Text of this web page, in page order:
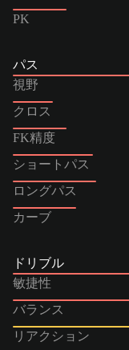
PK
パス
視野
クロス
FK精度
ショートパス
ロングパス
カーブ
ドリブル
敏捷性
バランス
リアクション